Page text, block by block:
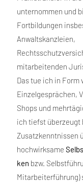
unternommen und
Fortbildungen
Anwaltskanzleien,
mitarbeitenden
Das tue ich in Form
Einzelgesprächen,
Shops und
ich tiefst überzeugt
Zusatzkenntnissen
hochwirksame
ken bzw.
Mitarbeiterführung)